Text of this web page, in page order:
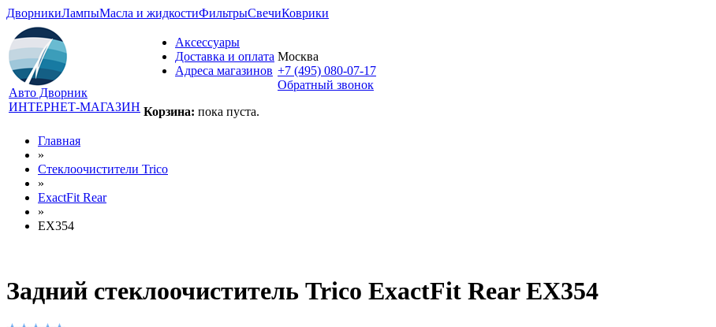
ДворникиЛампыМасла и жидкостиФильтрыСвечиКоврики
Авто Дворник
ИНТЕРНЕТ-МАГАЗИН
Аксессуары
Доставка и оплата
Адреса магазинов
Корзина: пока пуста.
Москва
+7 (495) 080-07-17
Обратный звонок
Главная
»
Стеклоочистители Trico
»
ExactFit Rear
»
EX354
Задний стеклоочиститель Trico ExactFit Rear EX354